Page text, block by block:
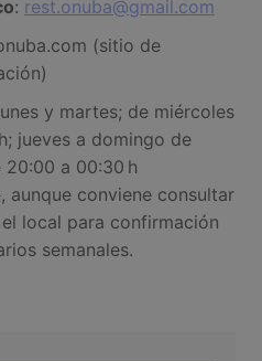
: rest.onuba@gmail.com
(sitio de
y martes; de miércoles
jueves a domingo de
20:00 a 00:30 h
aunque conviene consultar
local para confirmación
semanales.